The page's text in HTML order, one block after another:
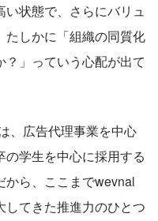
状態で、さらにバリュ
たしかに「組織の同質化
」っていう心配が出て
、広告代理事業を中心
学生を中心に採用する
から、ここまでwevnal
てきた推進力のひとつ